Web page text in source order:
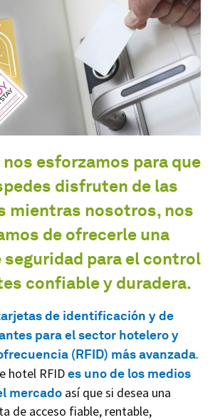
nos esforzamos para que
disfruten de las
mientras nosotros, nos
de ofrecerle una
para el control
confiable y duradera.
de identificación y de
para el sector hoteleroy
(RFID) más avanzada.
hotel RFIDes uno de los medios
mercado así que si desea una
de acceso fiable, rentable,